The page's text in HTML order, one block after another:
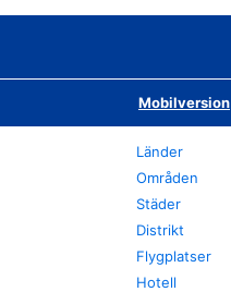
Mobilversion
Länder
Områden
Städer
Distrikt
Flygplatser
Hotell